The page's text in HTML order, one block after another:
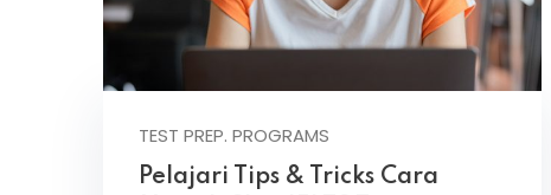
TEST PREP. PROGRAMS
Pelajari Tips & Tricks Cara